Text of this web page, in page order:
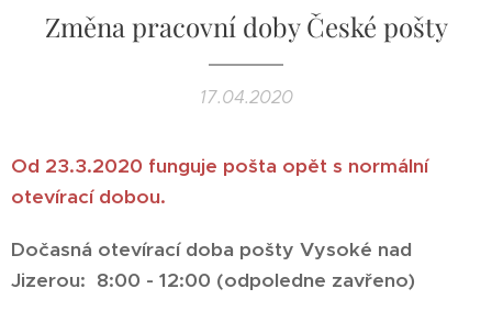
Změna pracovní doby České pošty
17.04.2020
Od 23.3.2020 funguje pošta opět s normální
otevírací dobou.
Dočasná otevírací doba pošty Vysoké nad
Jizerou: 8:00 - 12:00 (odpoledne zavřeno)